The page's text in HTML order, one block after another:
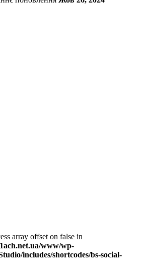
array offset on false in
www/wp-
includes/shortcodes/bs-social-